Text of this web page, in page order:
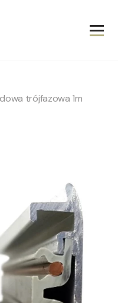
trójfazowa 1m